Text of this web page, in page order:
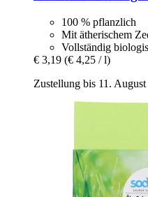
100 % pflanzlich
Mit ätherischem
Vollständig
€ 3,19 (€ 4,25 / l)
Zustellung bis 11. August